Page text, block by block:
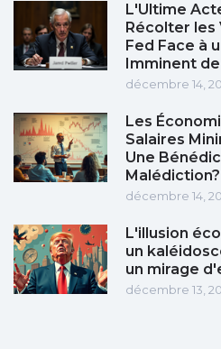
L'Ultime
Récolter les
Fed Face à
Imminent
décembre 14,
Les
Salaires
Une
Malédiction?
décembre 14,
L'illusion
un
un mirage
décembre 13,